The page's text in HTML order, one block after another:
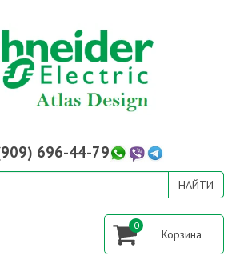
696-44-79
0